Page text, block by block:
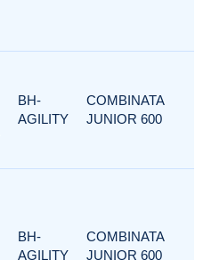
BH-
AGILITY
COMBINATA
JUNIOR 600
BH-
AGILITY
COMBINATA
JUNIOR 600